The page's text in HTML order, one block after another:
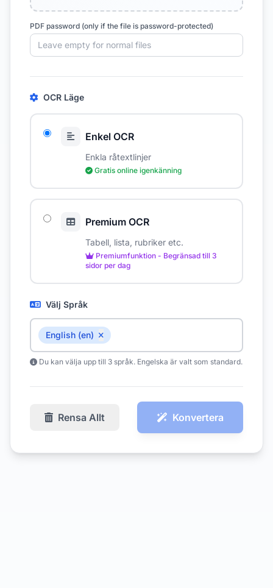
PDF password (only if the file is password-protected)
OCR Läge
Enkel OCR
Enkla råtextlinjer
Gratis online igenkänning
Premium OCR
Tabell, lista, rubriker etc.
Premiumfunktion - Begränsad till 3
sidor per dag
Välj Språk
English (en)
Du kan välja upp till 3 språk. Engelska är valt som standard.
Rensa Allt Konvertera